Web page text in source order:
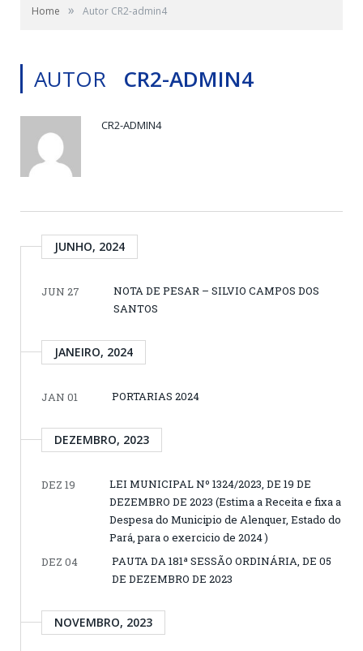
Home » Autor CR2-admin4
AUTOR CR2-ADMIN4
CR2-ADMIN4
JUNHO, 2024
JUN 27
NOTA DE PESAR – SILVIO CAMPOS DOS
SANTOS
JANEIRO, 2024
JAN 01 PORTARIAS 2024
DEZEMBRO, 2023
DEZ 19
LEI MUNICIPAL Nº 1324/2023, DE 19 DE
DEZEMBRO DE 2023 (Estima a Receita e fixa a
Despesa do Municipio de Alenquer, Estado do
Pará, para o exercicio de 2024 )
DEZ 04
PAUTA DA 181ª SESSÃO ORDINÁRIA, DE 05
DE DEZEMBRO DE 2023
NOVEMBRO, 2023